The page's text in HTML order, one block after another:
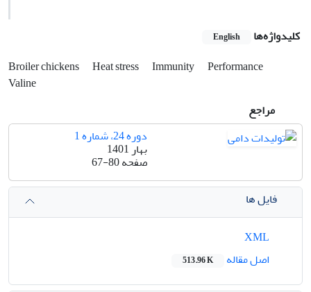
کلیدواژه‌ها English
Broiler chickens Heat stress Immunity
Performance
Valine
مراجع
دوره 24، شماره 1
بهار 1401
صفحه67-80
فایل ها
اصل مقاله
513.96 K